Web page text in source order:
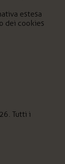
estesa
dei cookies
Tutti i